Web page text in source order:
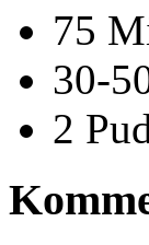
75
30-
2